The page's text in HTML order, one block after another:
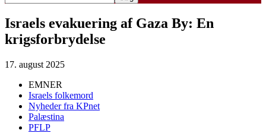
Israels evakuering af Gaza By: En
krigsforbrydelse
17. august 2025
EMNER
Israels folkemord
Nyheder fra KPnet
Palæstina
PFLP